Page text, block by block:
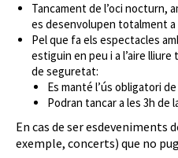
Tancament de l’oci nocturn,
es desenvolupen totalment a
Pel que fa els espectacles
estiguin en peu i a l’aire lliure
de seguretat:
Es manté l’ús obligatori
Podran tancar a les 3h de
En cas de ser esdeveniments
exemple, concerts) que no